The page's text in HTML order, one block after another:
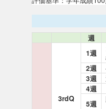
週
3rdQ
1週
2週
3週
4週
5週